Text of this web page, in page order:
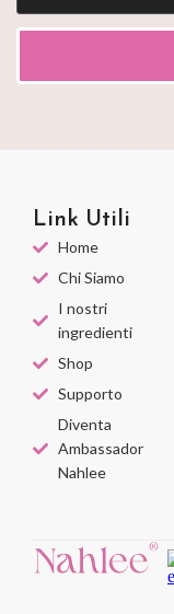
Link Utili
Home
Chi Siamo
I nostri
ingredienti
Shop
Supporto
Diventa
Ambassador
Nahlee